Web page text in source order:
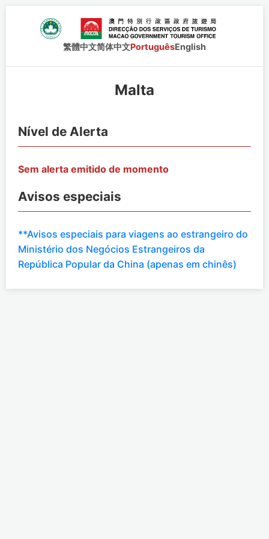
繁體中文简体中文PortuguêsEnglish
Malta
Nível de Alerta
Sem alerta emitido de momento
Avisos especiais
**Avisos especiais para viagens ao estrangeiro do
Ministério dos Negócios Estrangeiros da
República Popular da China (apenas em chinês)